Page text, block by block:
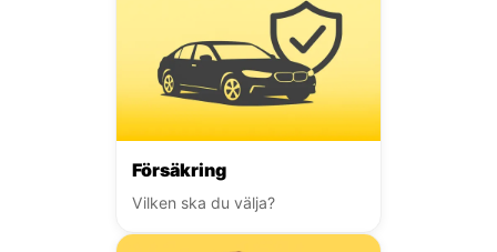
Försäkring
Vilken ska du välja?